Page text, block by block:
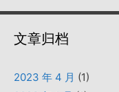
文章归档
2023 年 4 月 (1)